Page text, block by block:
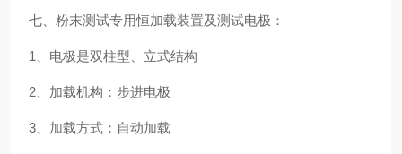
七、粉末测试专用恒加载装置及测试电极：
1、电极是双柱型、立式结构
2、加载机构：步进电极
3、加载方式：自动加载